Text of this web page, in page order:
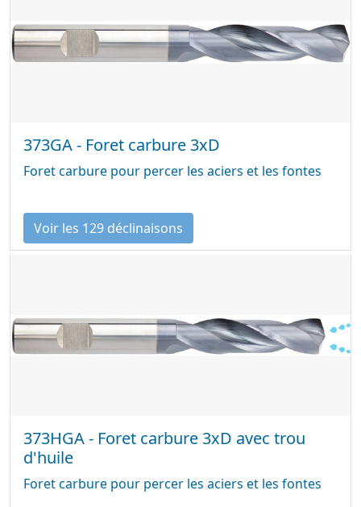
373GA - Foret carbure 3xD
Foret carbure pour percer les aciers et les fontes
Voir les 129 déclinaisons
373HGA - Foret carbure 3xD avec trou
d'huile
Foret carbure pour percer les aciers et les fontes